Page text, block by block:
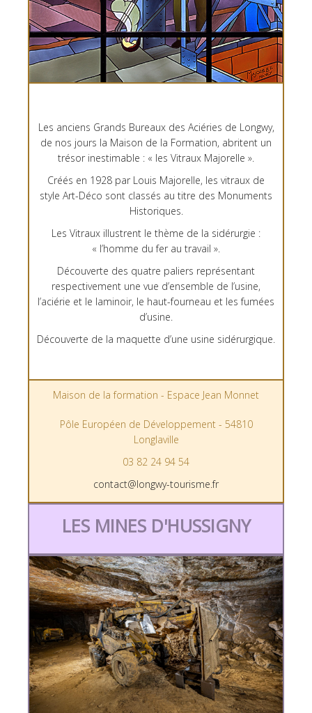
Les anciens Grands Bureaux des Aciéries de Longwy,
de nos jours la Maison de la Formation, abritent un
trésor inestimable : « les Vitraux Majorelle ».
Créés en 1928 par Louis Majorelle, les vitraux de
style Art-Déco sont classés au titre des Monuments
Historiques.
Les Vitraux illustrent le thème de la sidérurgie :
« l’homme du fer au travail ».
Découverte des quatre paliers représentant
respectivement une vue d’ensemble de l’usine,
l’aciérie et le laminoir, le haut-fourneau et les fumées
d’usine.
Découverte de la maquette d’une usine sidérurgique.
Maison de la formation - Espace Jean Monnet
Pôle Européen de Développement - 54810
Longlaville
03 82 24 94 54
contact@longwy-tourisme.fr
LES MINES D'HUSSIGNY